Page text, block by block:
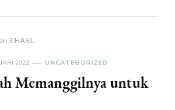
3 HASIL
2022 UNCATEGORIZED
Memanggilnya untuk